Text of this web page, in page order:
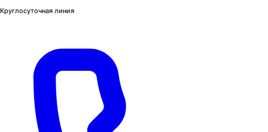
Круглосуточная линия